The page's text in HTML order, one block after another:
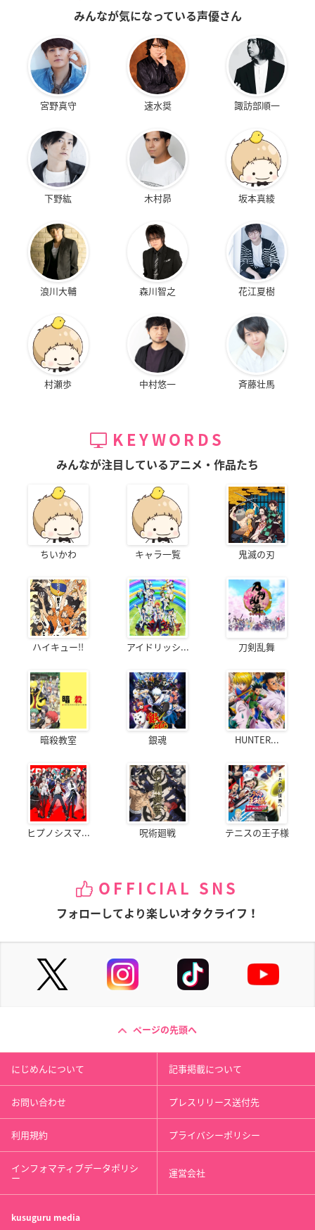
みんなが気になっている声優さん
宮野真守 速水奨 諏訪部順一
下野紘 木村昴 坂本真綾
浪川大輔 森川智之 花江夏樹
村瀬歩 中村悠一 斉藤壮馬
KEYWORDS
みんなが注目しているアニメ・作品たち
ちいかわ キャラ一覧 鬼滅の刃
ハイキュー!! アイドリッシ... 刀剣乱舞
暗殺教室 銀魂 HUNTER...
ヒプノシスマ... 呪術廻戦 テニスの王子様
OFFICIAL SNS
フォローしてより楽しいオタクライフ！
ページの先頭へ
にじめんについて 記事掲載について
お問い合わせ プレスリリース送付先
利用規約 プライバシーポリシー
インフォマティブデータポリシ
ー 運営会社
kusuguru media